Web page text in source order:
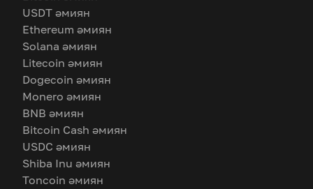
USDT әмиян
Ethereum әмиян
Solana әмиян
Litecoin әмиян
Dogecoin әмиян
Monero әмиян
BNB әмиян
Bitcoin Cash әмиян
USDC әмиян
Shiba Inu әмиян
Toncoin әмиян